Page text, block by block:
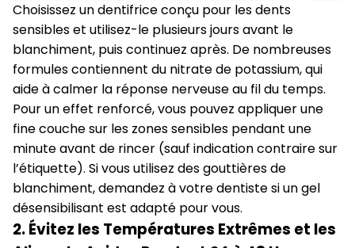
Choisissez un dentifrice conçu pour les dents
sensibles et utilisez-le plusieurs jours avant le
blanchiment, puis continuez après. De nombreuses
formules contiennent du nitrate de potassium, qui
aide à calmer la réponse nerveuse au fil du temps.
Pour un effet renforcé, vous pouvez appliquer une
fine couche sur les zones sensibles pendant une
minute avant de rincer (sauf indication contraire sur
l’étiquette). Si vous utilisez des gouttières de
blanchiment, demandez à votre dentiste si un gel
désensibilisant est adapté pour vous.
2. Évitez les Températures Extrêmes et les